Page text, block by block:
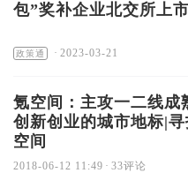
包”奖补企业北交所上
政策通 · 2023-03-21
氪空间：主攻一二线成
创新创业的城市地标|
空间
2018-06-12 11:49 · 33评论